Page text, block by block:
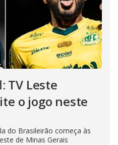
TV Leste
o jogo neste
do Brasileirão começa às
de Minas Gerais